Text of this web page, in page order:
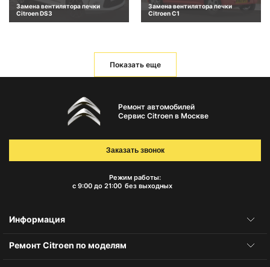
Замена вентилятора печки
Citroen DS3
Замена вентилятора печки
Citroen C1
Показать еще
Ремонт автомобилей
Сервис Citroen в Москве
Режим работы:
с 9:00 до 21:00 без выходных
Заказать звонок
Информация
Ремонт Citroen по моделям